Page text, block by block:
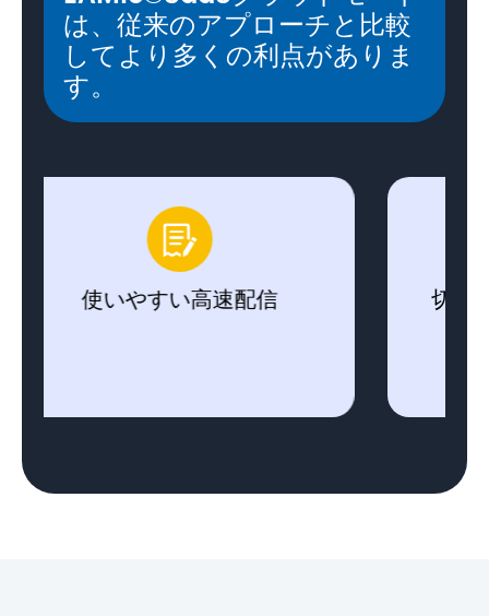
は、従来のアプローチと比較
してより多くの利点がありま
す。
やすい高速配信 切断ハードウ